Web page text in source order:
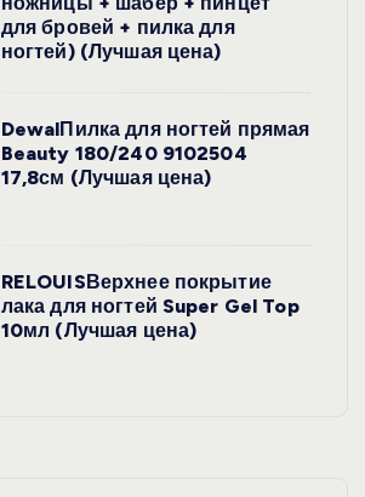
для бровей + пилка для
ногтей) (Лучшая цена)
DewalПилка для ногтей прямая
Beauty 180/240 9102504
17,8см (Лучшая цена)
RELOUISВерхнее покрытие
лака для ногтей Super Gel Top
10мл (Лучшая цена)